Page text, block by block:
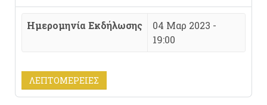
Ημερομηνία Εκδήλωσης
04 Μαρ 2023 -
19:00
ΛΕΠΤΟΜΈΡΕΙΕΣ